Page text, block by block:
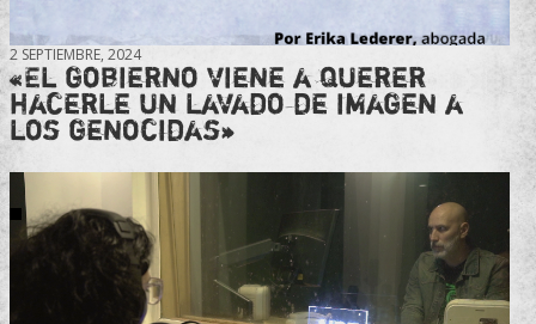
2 SEPTIEMBRE, 2024
«El gobierno viene a querer
hacerle un lavado de imagen a
los genocidas»